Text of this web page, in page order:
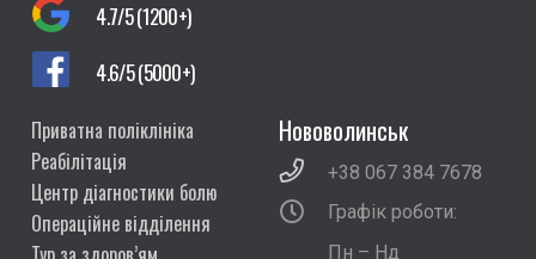
4.7/5 (1200+)
4.6/5 (5000+)
Приватна поліклініка
Реабілітація
Центр діагностики болю
Операційне відділення
Нововолинськ
+38 067 384 7678
Графік роботи:
Пн – Нд